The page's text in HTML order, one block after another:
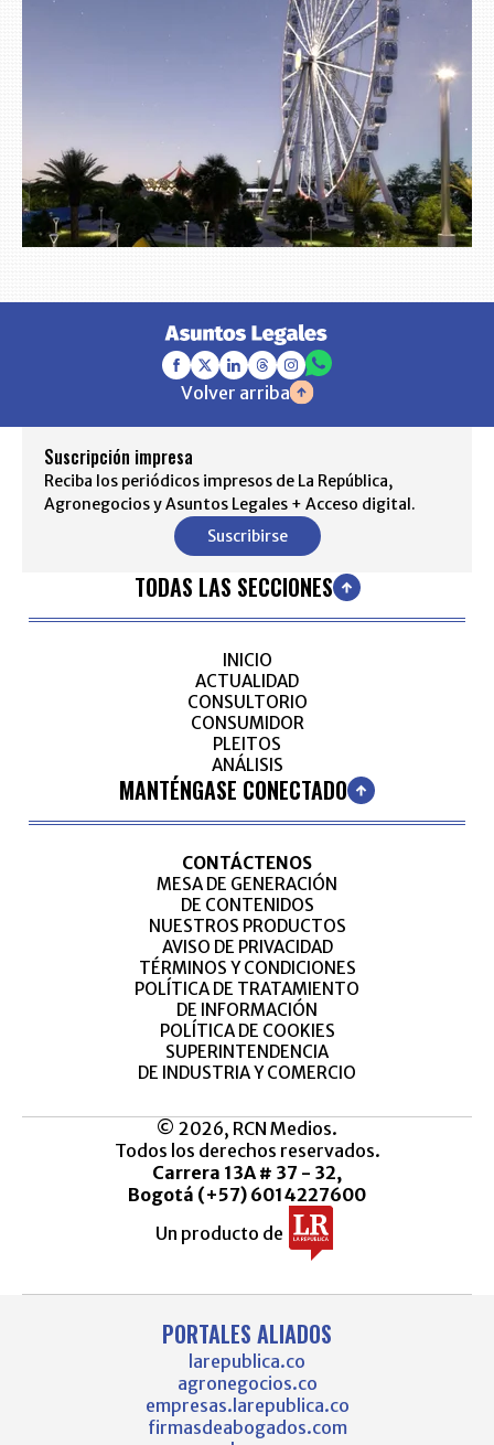
Volver arriba
Suscripción impresa
Reciba los periódicos impresos de La República,
Agronegocios y Asuntos Legales + Acceso digital.
Suscribirse
TODAS LAS SECCIONES
INICIO
ACTUALIDAD
CONSULTORIO
CONSUMIDOR
PLEITOS
ANÁLISIS
MANTÉNGASE CONECTADO
CONTÁCTENOS
MESA DE GENERACIÓN
DE CONTENIDOS
NUESTROS PRODUCTOS
AVISO DE PRIVACIDAD
TÉRMINOS Y CONDICIONES
POLÍTICA DE TRATAMIENTO
DE INFORMACIÓN
POLÍTICA DE COOKIES
SUPERINTENDENCIA
DE INDUSTRIA Y COMERCIO
© 2026, RCN Medios.
Todos los derechos reservados.
Carrera 13A # 37 - 32,
Bogotá (+57) 6014227600
Un producto de
PORTALES ALIADOS
larepublica.co
agronegocios.co
empresas.larepublica.co
firmasdeabogados.com